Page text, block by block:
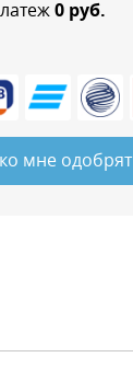
0 руб.
мне одобрят